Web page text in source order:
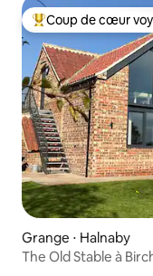
Coups de cœur
Coup de cœur
Grange ⋅ Halnaby
The Old Stable à